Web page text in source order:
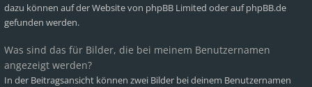
dazu können auf der Website von phpBB Limited oder aufphpBB.de
gefunden werden.
Was sind das für Bilder, die bei meinem Benutzernamen
angezeigt werden?
In der Beitragsansicht können zwei Bilder bei deinem Benutzernamen